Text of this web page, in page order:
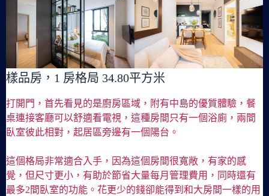
樣品房，1 房格局 34.80平方米
打開門，首先看見的是廚房區域，附有中島的優質體驗，餐
桌連接客廳可以舒適看電視，這種房間只有一個浴廁，兩間
臥室彼此相對，起居區旁邊有一個陽台。
這個格局非常適合入手，因為這個房間很寬敞，有家的感
覺，但尺寸更小，有助於節省大量每月管理費用，同時還有
最多2間臥室的功能。花更少的錢卻能得到和大房間一樣的用